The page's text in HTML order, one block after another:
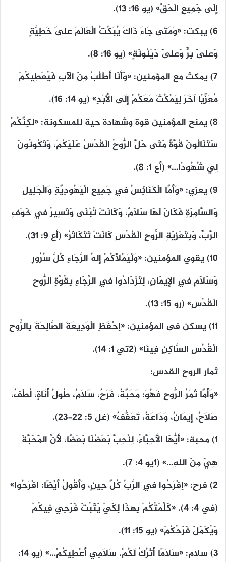
إِلَى جَمِيعِ الْحَقِّ» (يو ١٦: ١٣).
٦) يبكت: «وَمَتَى جَاءَ ذَاكَ يُبَكِّتُ الْعَالَمَ عَلَى خَطِيَّةٍ
وَعَلَى بِرٍّ وَعَلَى دَيْنُونَةٍ» (يو ١٦: ٨).
٧) يمكث مع المؤمنين: «وَأَنَا أَطْلُبُ مِنَ الآبِ فَيُعْطِيكُمْ
مُعَزِّيًا آخَرَ لِيَمْكُثَ مَعَكُمْ إِلَى الأَبَدِ» (يو ١٤: ١٦).
٨) يمنح المؤمنين قوة وشهادة حية للمسكونة: «لكِنَّكُمْ
سَتَنَالُونَ قُوَّةً مَتَى حَلَّ الرُّوحُ الْقُدُسُ عَلَيْكُمْ، وَتَكُونُونَ
لِي شُهُودًا…» (أع ١: ٨).
٩) يعزي: «وَأَمَّا الْكَنَائِسُ فِي جَمِيعِ الْيَهُودِيَّةِ وَالْجَلِيلِ
وَالسَّامِرَةِ فَكَانَ لَهَا سَلاَمٌ، وَكَانَتْ تُبْنَى وَتَسِيرُ فِي خَوْفِ
الرَّبِّ، وَبِتَعْزِيَةِ الرُّوحِ الْقُدُسِ كَانَتْ تَتَكَاثَرُ» (أع ٩: ٣١).
١٠) يقوي المؤمنين: «وَلْيَمْلأْكُمْ إِلهُ الرَّجَاءِ كُلَّ سُرُورٍ
وَسَلاَمٍ فِي الإِيمَانِ، لِتَزْدَادُوا فِي الرَّجَاءِ بِقُوَّةِ الرُّوحِ
الْقُدُسِ» (رو ١٥: ١٣).
١١) يسكن فى المؤمنين: «اِحْفَظِ الْوَدِيعَةَ الصَّالِحَةَ بِالرُّوحِ
الْقُدُسِ السَّاكِنِ فِينَا» (٢تي ١: ١٤).
ثمار الروح القدس:
«وَأَمَّا ثَمَرُ الرُّوحِ فَهُوَ: مَحَبَّةٌ، فَرَحٌ، سَلاَمٌ، طُولُ أَنَاةٍ، لُطْفٌ،
صَلاَحٌ، إِيمَانٌ، وَدَاعَةٌ، تَعَفُّفٌ» (غل ٥: ٢٢-٢٣).
١) محبة: «أَيُّهَا الأَحِبَّاءُ، لِنُحِبَّ بَعْضُنَا بَعْضًا، لأَنَّ الْمَحَبَّةَ
هِيَ مِنَ اللهِ…» (١يو ٤: ٧).
٢) فرح: «اِفْرَحُوا فِي الرَّبِّ كُلَّ حِينٍ، وَأَقُولُ أَيْضًا: افْرَحُوا»
(في ٤: ٤). «كَلَّمْتُكُمْ بِهذَا لِكَيْ يَثْبُتَ فَرَحِي فِيكُمْ
وَيُكْمَلَ فَرَحُكُمْ» (يو ١٥: ١١).
٣) سلام: «سَلاَمًا أَتْرُكُ لَكُمْ. سَلاَمِي أُعْطِيكُمْ…» (يو ١٤: